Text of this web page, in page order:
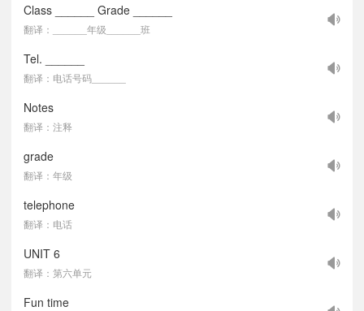
Class ______ Grade ______
翻译：______年级______班
Tel. ______
翻译：电话号码______
Notes
翻译：注释
grade
翻译：年级
telephone
翻译：电话
UNIT 6
翻译：第六单元
Fun time